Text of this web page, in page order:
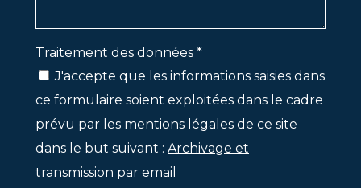
Traitement des données *
J'accepte que les informations saisies dans
ce formulaire soient exploitées dans le cadre
prévu par les mentions légales de ce site
dans le but suivant : Archivage et
transmission par email